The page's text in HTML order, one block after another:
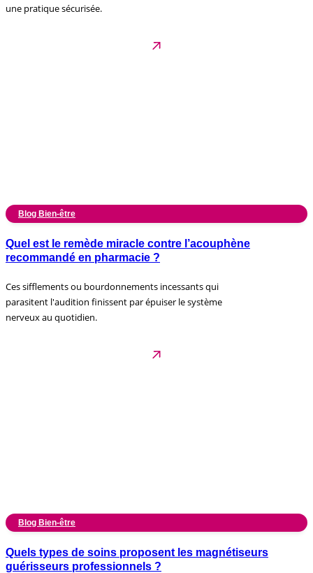
une pratique sécurisée.
Blog Bien-être
Quel est le remède miracle contre l’acouphène
recommandé en pharmacie ?
Ces sifflements ou bourdonnements incessants qui
parasitent l'audition finissent par épuiser le système
nerveux au quotidien.
Blog Bien-être
Quels types de soins proposent les magnétiseurs
guérisseurs professionnels ?